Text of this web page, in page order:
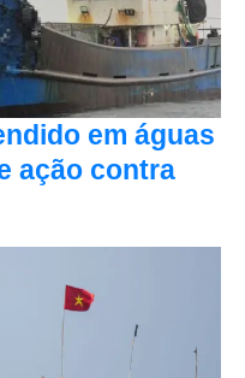
em águas
ação contra